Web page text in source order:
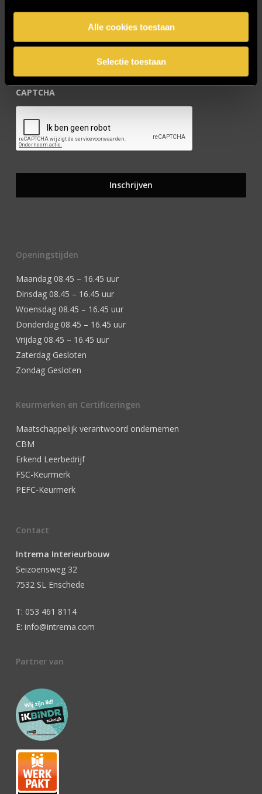
Alle cookies toestaan
Selectie toestaan
CAPTCHA
Openingstijden
Maandag 08.45 – 16.45 uur
Dinsdag 08.45 – 16.45 uur
Woensdag 08.45 – 16.45 uur
Donderdag 08.45 – 16.45 uur
Vrijdag 08.45 – 16.45 uur
Zaterdag Gesloten
Zondag Gesloten
Keurmerken en Certificeringen
Maatschappelijk verantwoord ondernemen
CBM
Erkend Leerbedrijf
FSC-Keurmerk
PEFC-Keurmerk
Contact
Intrema Interieurbouw
Seizoensweg 32
7532 SL Enschede
T: 053 461 8114
E: info@intrema.com
Partner van